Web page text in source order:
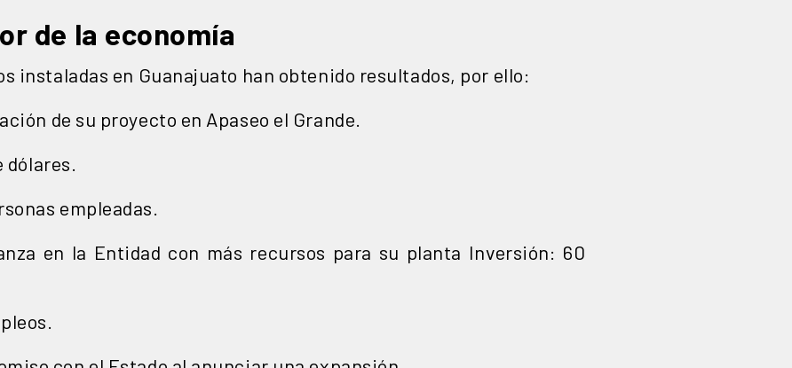
de la economía
instaladas en Guanajuato han obtenido resultados, por ello:
de su proyecto en Apaseo el Grande.
empleadas.
en la Entidad con más recursos para su planta Inversión: 60